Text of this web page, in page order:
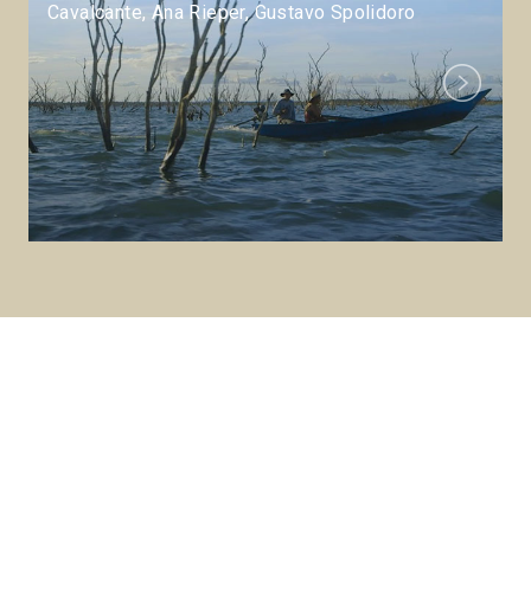
Cavalcante, Ana Rieper, Gustavo Spolidoro
Next